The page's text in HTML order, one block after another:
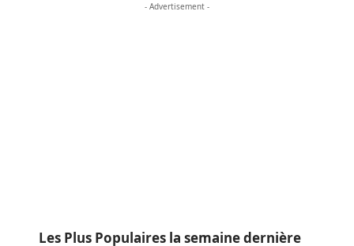
- Advertisement -
Les Plus Populaires la semaine dernière